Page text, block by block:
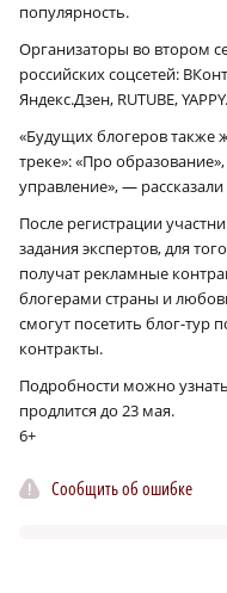
популярность.
Организаторы во втором
российских соцсетей:
Яндекс.Дзен, RUTUBE, YAPPY.
«Будущих блогеров также
треке»: «Про
управление», —
После регистрации
задания экспертов, для
получат рекламные
блогерами страны и
смогут посетить блог-тур
контракты.
Подробности можно узнать
продлится до 23 мая.
6+
Сообщить об ошибке